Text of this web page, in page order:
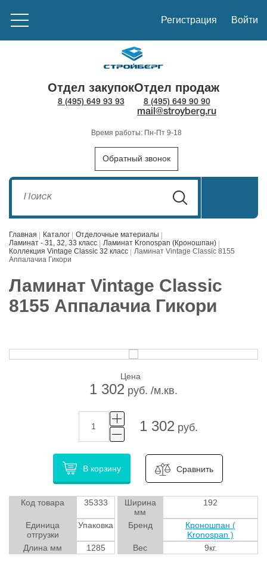
Регистрация Войти
Отдел закупок
8 (495) 649 93 93
Отдел продаж
8 (495) 649 90 90
mail@stroyberg.ru
Время работы: Пн-Пт 9-18
Обратный звонок
Главная Каталог
Отделочные материалы
Ламинат - 31, 32, 33 класс
Ламинат Kronospan (Кроношпан)
Коллекция Vintage Classic 32 класс
Ламинат Vintage Classic 8155
Аппалачиа Гикори
Ламинат Vintage Classic
8155 Аппалачиа Гикори
Цена
1 302 руб. /м.кв.
1 302руб.
В корзину Сравнить
Код товара 35333
Ширина
мм
192
Единица
отгрузки
Упаковка Бренд
Кроношпан (
Kronospan )
Длина мм
1285 Вес 9кг.